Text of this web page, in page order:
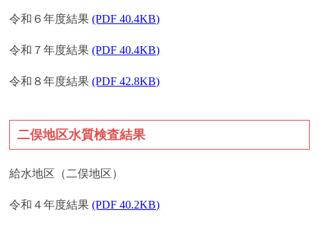
令和６年度結果(PDF 40.4KB)
令和７年度結果(PDF 40.4KB)
令和８年度結果(PDF 42.8KB)
二俣地区水質検査結果
給水地区（二俣地区）
令和４年度結果(PDF 40.2KB)